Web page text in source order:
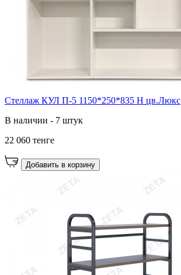
Стеллаж КУЛ П-5 1150*250*835 Н цв.Люкс
В наличии - 7 штук
22 060 тенге
Добавить в корзину